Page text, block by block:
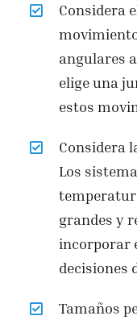
Considera
angulares
elige una
estos
Considera
Los
grandes y
incorporar
decisiones
Tamaños